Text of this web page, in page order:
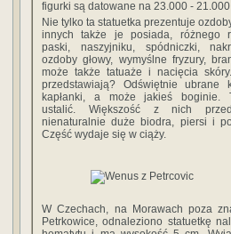
figurki są datowane na 23.000 -
Nie tylko ta statuetka prezentuje
innych także je posiada, różnego
paski, naszyjniku, spódniczki,
ozdoby głowy, wymyślne fryzury,
może także tatuaże i nacięcia
przedstawiają? Odświętnie ubrane
kapłanki, a może jakieś boginie.
ustalić. Większość z nich
nienaturalnie duże biodra, piersi i
Część wydaje się w ciąży.
W Czechach, na Morawach poza
Petrkowice, odnaleziono statuetkę